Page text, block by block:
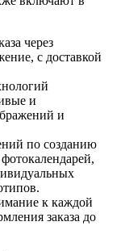
через
с доставкой
и
и
по созданию
к каждой
заказа до